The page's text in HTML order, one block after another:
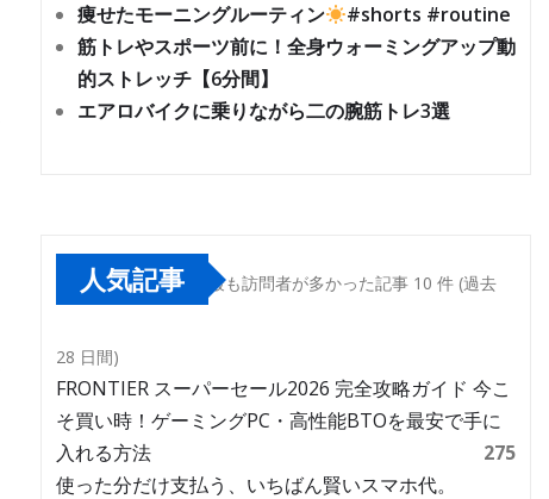
痩せたモーニングルーティン
#shorts #routine
筋トレやスポーツ前に！全身ウォーミングアップ動
的ストレッチ【6分間】
エアロバイクに乗りながら二の腕筋トレ3選
人気記事 最も訪問者が多かった記事 10 件 (過去
28 日間)
FRONTIER スーパーセール2026 完全攻略ガイド 今こ
そ買い時！ゲーミングPC・高性能BTOを最安で手に
入れる方法
275
使った分だけ支払う、いちばん賢いスマホ代。